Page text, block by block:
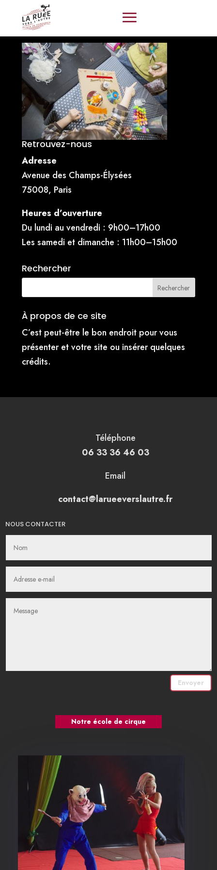
Retrouvez-nous
Adresse
Avenue des Champs-Élysées
75008, Paris
Heures d’ouverture
Du lundi au vendredi : 9h00–17h00
Les samedi et dimanche : 11h00–15h00
Rechercher
À propos de ce site
C’est peut-être le bon endroit pour vous
présenter et votre site ou insérer quelques
crédits.
Téléphone
06 33 36 46 03
Email
contact@larueeverslautre.fr
NOUS CONTACTER
Envoyer
Notre école de cirque